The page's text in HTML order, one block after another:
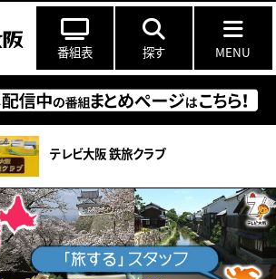
番組表 探す MENU
テレビ大阪 鉄旅クラブ